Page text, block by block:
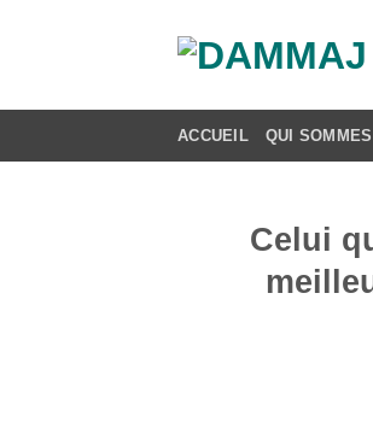
ACCUEIL QUI
Celui